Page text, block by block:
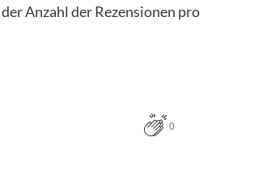
Anzahl der Rezensionen pro
0